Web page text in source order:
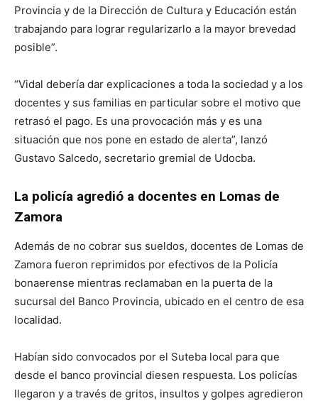
Provincia y de la Dirección de Cultura y Educación están
trabajando para lograr regularizarlo a la mayor brevedad
posible”.
“Vidal debería dar explicaciones a toda la sociedad y a los
docentes y sus familias en particular sobre el motivo que
retrasó el pago. Es una provocación más y es una
situación que nos pone en estado de alerta”, lanzó
Gustavo Salcedo, secretario gremial de Udocba.
La policía agredió a docentes en Lomas de
Zamora
Además de no cobrar sus sueldos, docentes de Lomas de
Zamora fueron reprimidos por efectivos de la Policía
bonaerense mientras reclamaban en la puerta de la
sucursal del Banco Provincia, ubicado en el centro de esa
localidad.
Habían sido convocados por el Suteba local para que
desde el banco provincial diesen respuesta. Los policías
llegaron y a través de gritos, insultos y golpes agredieron